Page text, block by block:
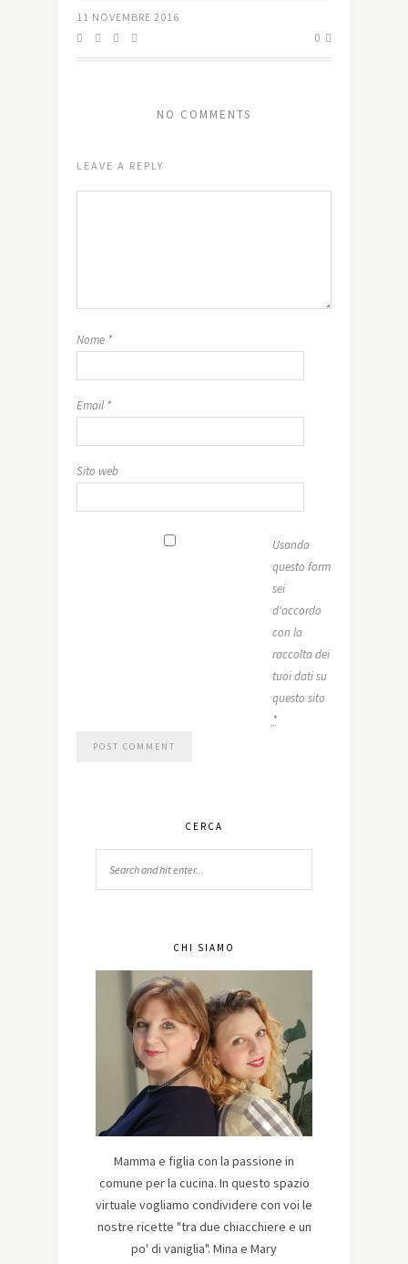
11 NOVEMBRE 2016
0
NO COMMENTS
LEAVE A REPLY
Nome *
Email *
Sito web
Usando
questo form
sei
d'accordo
con la
raccolta dei
tuoi dati su
questo sito
*
CERCA
CHI SIAMO
Mamma e figlia con la passione in
comune per la cucina. In questo spazio
virtuale vogliamo condividere con voi le
nostre ricette "tra due chiacchiere e un
po' di vaniglia". Mina e Mary